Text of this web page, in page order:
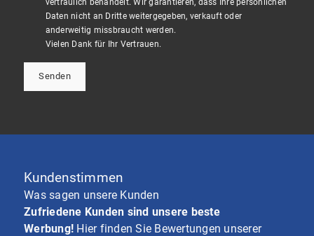
Daten nicht an Dritte weitergegeben, verkauft oder
anderweitig missbraucht werden.
Vielen Dank für Ihr Vertrauen.
Senden
Kundenstimmen
Was sagen unsere Kunden
Zufriedene Kunden sind unsere beste
Werbung! Hier finden Sie Bewertungen unserer